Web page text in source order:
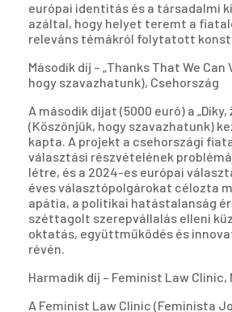
európai identitás és a társadalmi
azáltal, hogy helyet teremt a
releváns témákról folytatott
Második díj – „Thanks That We Can
hogy szavazhatunk), Csehország
A második díjat (5000 euró) a
(Köszönjük, hogy szavazhatunk)
kapta. A projekt a csehországi
választási részvételének
létre, és a 2024-es európai
éves választópolgárokat célozta
apátia, a politikai hatástalanság
széttagolt szerepvállalás elleni
oktatás, együttműködés és
révén.
Harmadik díj – Feminist Law
A Feminist Law Clinic (Feminista